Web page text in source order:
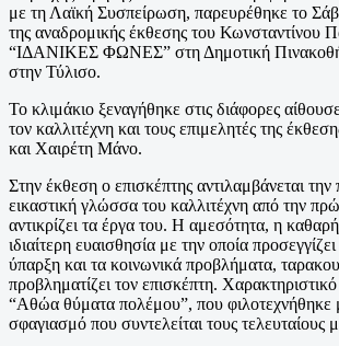
με τη Λαϊκή Συσπείρωση, παρευρέθηκε το
της αναδρομικής έκθεσης του Κωνσταντίνου
“ΙΔΑΝΙΚΕΣ ΦΩΝΕΣ” στη Δημοτική
στην Τύλισο.
Το κλιμάκιο ξεναγήθηκε στις διάφορες
τον καλλιτέχνη και τους επιμελητές της
και Χαιρέτη Μάνο.
Στην έκθεση ο επισκέπτης αντιλαμβάνεται
εικαστική γλώσσα του καλλιτέχνη από την
αντικρίζει τα έργα του. Η αμεσότητα, η
ιδιαίτερη ευαισθησία με την οποία
ύπαρξη και τα κοινωνικά προβλήματα,
προβληματίζει τον επισκέπτη. Χαρακτηριστικό
“Αθώα θύματα πολέμου”, που φιλοτεχνήθηκε
σφαγιασμό που συντελείται τους τελευταίους